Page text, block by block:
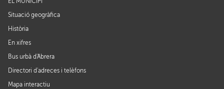
Situació geogràfica
Història
En xifres
Bus urbà d'Abrera
Directori d'adreces i telèfons
Mapa interactiu